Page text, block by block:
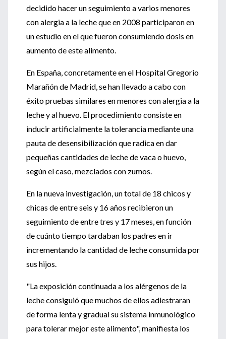
decidido hacer un seguimiento a varios menores
con alergia a la leche que en 2008 participaron en
un estudio en el que fueron consumiendo dosis en
aumento de este alimento.
En España, concretamente en el Hospital Gregorio
Marañón de Madrid, se han llevado a cabo con
éxito pruebas similares en menores con alergia a la
leche y al huevo. El procedimiento consiste en
inducir artificialmente la tolerancia mediante una
pauta de desensibilización que radica en dar
pequeñas cantidades de leche de vaca o huevo,
según el caso, mezclados con zumos.
En la nueva investigación, un total de 18 chicos y
chicas de entre seis y 16 años recibieron un
seguimiento de entre tres y 17 meses, en función
de cuánto tiempo tardaban los padres en ir
incrementando la cantidad de leche consumida por
sus hijos.
"La exposición continuada a los alérgenos de la
leche consiguió que muchos de ellos adiestraran
de forma lenta y gradual su sistema inmunológico
para tolerar mejor este alimento", manifiesta los